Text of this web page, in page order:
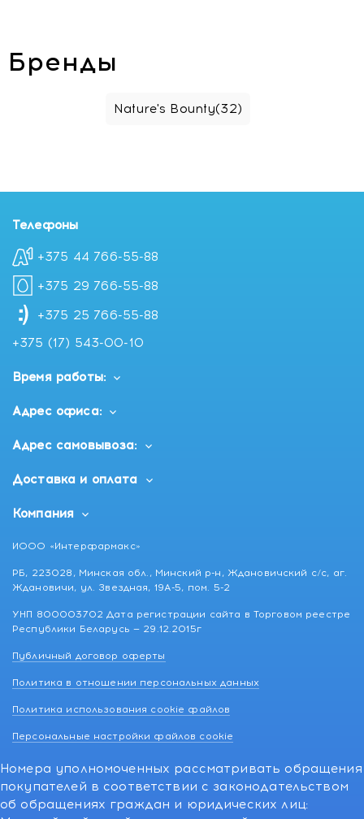
Бренды
Nature's Bounty(32)
Телефоны
+375 44 766-55-88
+375 29 766-55-88
+375 25 766-55-88
+375 (17) 543-00-10
Время работы:
Адрес офиса:
Адрес самовывоза:
Доставка и оплата
Компания
ИООО «Интерфармакс»
РБ, 223028, Минская обл., Минский р-н, Ждановичский с/с, аг.
Ждановичи, ул. Звездная, 19А-5, пом. 5-2
УНП 800003702 Дата регистрации сайта в Торговом реестре
Республики Беларусь — 29.12.2015г
Публичный договор оферты
Политика в отношении персональных данных
Политика использования cookie файлов
Персональные настройки файлов cookie
Номера уполномоченных рассматривать обращения
покупателей в соответствии с законодательством
об обращениях граждан и юридических лиц: